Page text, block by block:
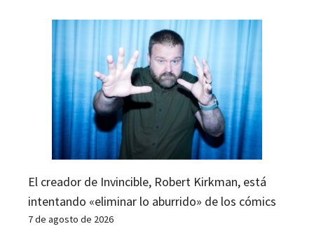
El creador de Invincible, Robert Kirkman, está
intentando «eliminar lo aburrido» de los cómics
7 de agosto de 2026